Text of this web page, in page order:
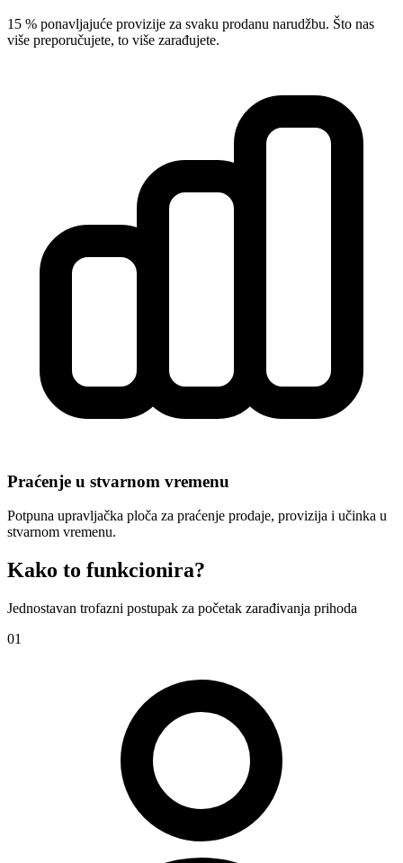
15 % ponavljajuće provizije za svaku prodanu narudžbu. Što nas
više preporučujete, to više zarađujete.
Praćenje u stvarnom vremenu
Potpuna upravljačka ploča za praćenje prodaje, provizija i učinka u
stvarnom vremenu.
Kako to funkcionira?
Jednostavan trofazni postupak za početak zarađivanja prihoda
01